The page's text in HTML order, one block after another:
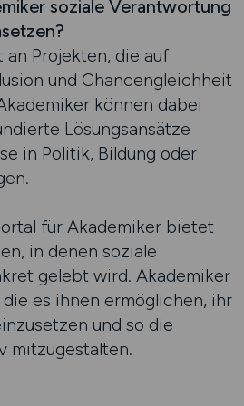
soziale Verantwortung
Projekten, die auf
und Chancengleichheit
können dabei
Lösungsansätze
in Politik, Bildung oder
für Akademiker bietet
in denen soziale
gelebt wird. Akademiker
es ihnen ermöglichen, ihr
und so die
mitzugestalten.